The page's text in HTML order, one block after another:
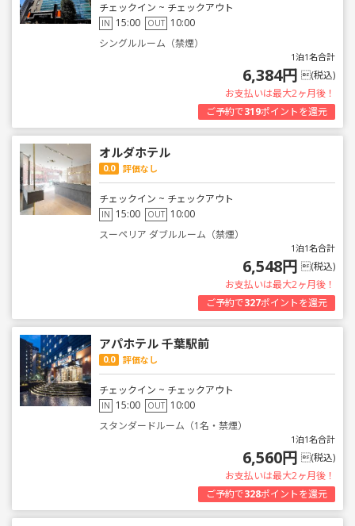
チェックイン ~ チェックアウト
IN 15:00 OUT 10:00
シングルルーム（禁煙）
1泊1名合計
6,384円 (税込)
お支払いは最大2ヶ月後！
ご予約で319ポイントを還元
オルダホテル
0.0 評価なし
チェックイン ~ チェックアウト
IN 15:00 OUT 10:00
スーペリア ダブルルーム（禁煙）
1泊1名合計
6,548円 (税込)
お支払いは最大2ヶ月後！
ご予約で327ポイントを還元
アパホテル 千葉駅前
0.0 評価なし
チェックイン ~ チェックアウト
IN 15:00 OUT 10:00
スタンダードルーム（1名・禁煙）
1泊1名合計
6,560円 (税込)
お支払いは最大2ヶ月後！
ご予約で328ポイントを還元